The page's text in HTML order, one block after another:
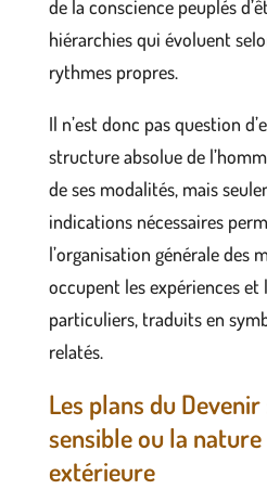
de la conscience peuplés
hiérarchies qui évoluent
rythmes propres.
Il n’est donc pas question
structure absolue de
de ses modalités, mais
indications nécessaires
l’organisation générale des
occupent les expériences et
particuliers, traduits en
relatés.
Les plans du
sensible ou la
extérieure